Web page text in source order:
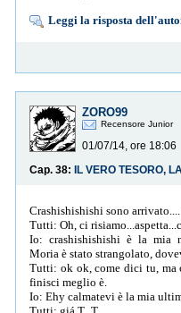
Leggi la risposta
ZORO99
Recensore Junior
01/07/14, ore 18:06
Cap. 38:
IL VERO TESORO,
Crashishishishi sono
Tutti: Oh, ci
Io: crashishishishi è la mia
Moria è stato strangolato,
Tutti: ok ok, come dici tu, ma
finisci meglio è.
Io: Ehy calmatevi è la mia